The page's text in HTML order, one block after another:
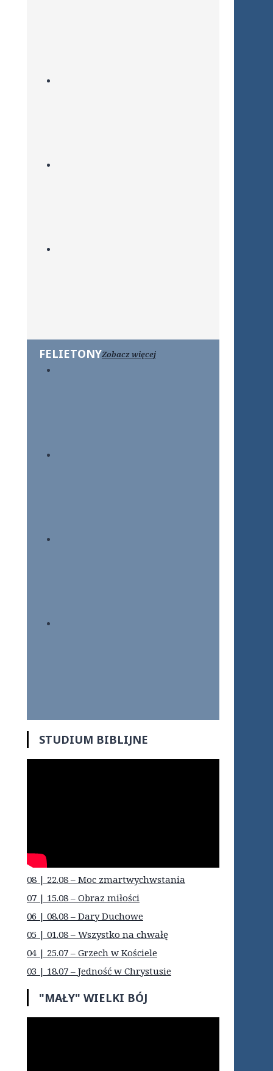
FELIETONYZobacz więcej
STUDIUM BIBLIJNE
08 | 22.08 – Moc zmartwychwstania
07 | 15.08 – Obraz miłości
06 | 08.08 – Dary Duchowe
05 | 01.08 – Wszystko na chwałę
04 | 25.07 – Grzech w Kościele
03 | 18.07 – Jedność w Chrystusie
"MAŁY" WIELKI BÓJ